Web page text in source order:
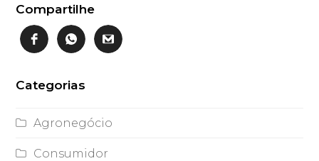
Compartilhe
Categorias
Agronegócio
Consumidor